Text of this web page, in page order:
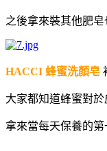
之後拿來裝其他肥皂
HACCI 蜂蜜洗顏皂
大家都知道蜂蜜對
拿來當每天保養的第